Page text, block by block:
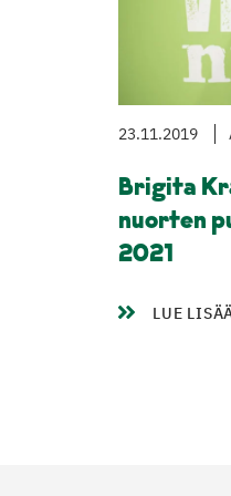
23.11.2019
Brigita
nuorten
2021
LUE